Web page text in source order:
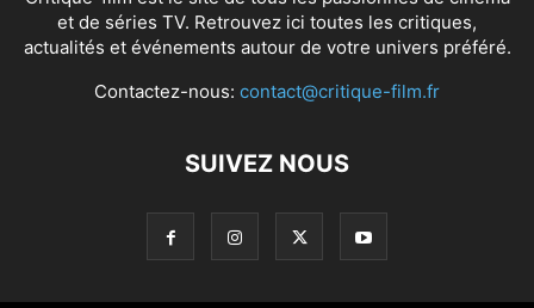
et de séries TV. Retrouvez ici toutes les critiques,
actualités et événements autour de votre univers préféré.
Contactez-nous: contact@critique-film.fr
SUIVEZ NOUS